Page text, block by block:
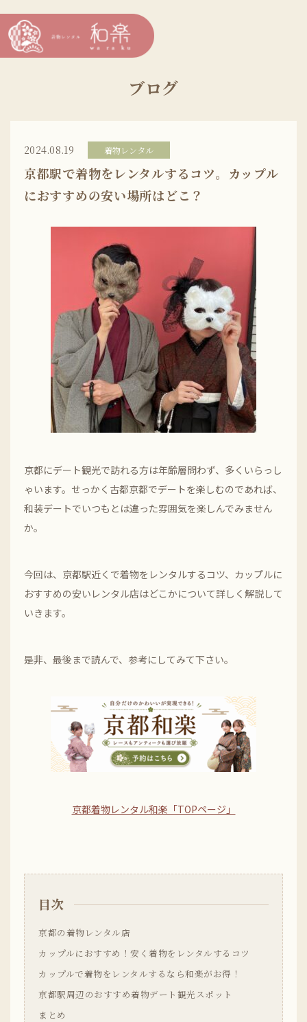
ブログ
2024.08.19 着物レンタル
京都駅で着物をレンタルするコツ。カップル
におすすめの安い場所はどこ？
京都にデート観光で訪れる方は年齢層問わず、多くいらっし
ゃいます。せっかく古都京都でデートを楽しむのであれば、
和装デートでいつもとは違った雰囲気を楽しんでみません
か。
今回は、京都駅近くで着物をレンタルするコツ、カップルに
おすすめの安いレンタル店はどこかについて詳しく解説して
いきます。
是非、最後まで読んで、参考にしてみて下さい。
京都着物レンタル和楽「TOPページ」
目次
京都の着物レンタル店
カップルにおすすめ！安く着物をレンタルするコツ
カップルで着物をレンタルするなら和楽がお得！
京都駅周辺のおすすめ着物デート観光スポット
まとめ